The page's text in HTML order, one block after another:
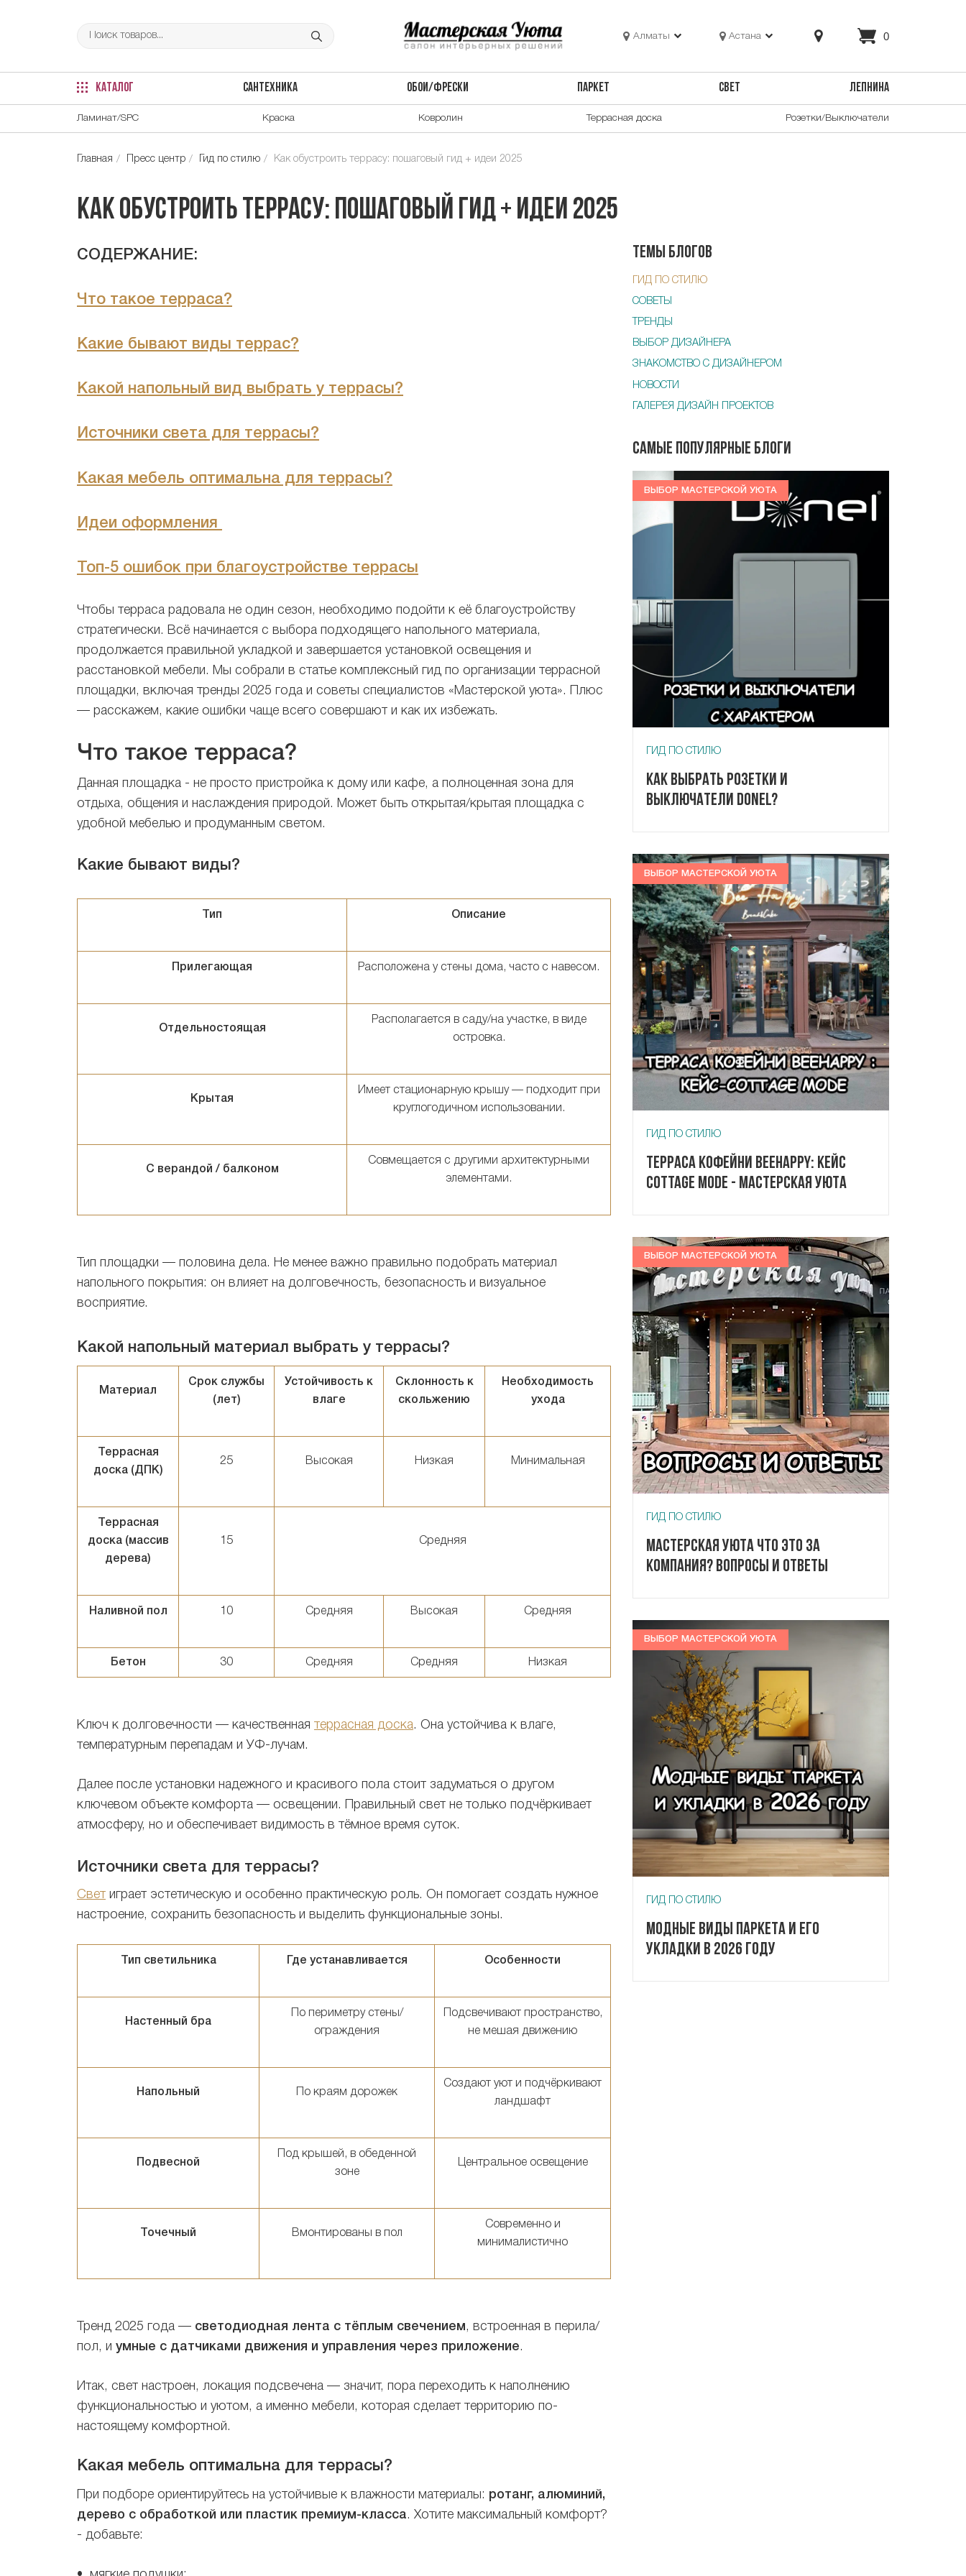
Алматы Астана 0
КАТАЛОГ САНТЕХНИКА ОБОИ/ФРЕСКИ ПАРКЕТ СВЕТ ЛЕПНИНА
Ламинат/SPC Краска Ковролин Террасная доска Розетки/Выключатели
Главная Пресс центр Гид по стилю Как обустроить террасу: пошаговый гид + идеи 2025
Как обустроить террасу: пошаговый гид + идеи 2025
СОДЕРЖАНИЕ:
Что такое терраса?
Какие бывают виды террас?
Какой напольный вид выбрать у террасы?
Источники света для террасы?
Какая мебель оптимальна для террасы?
Идеи оформления
Топ-5 ошибок при благоустройстве террасы
Чтобы терраса радовала не один сезон, необходимо подойти к её благоустройству
стратегически. Всё начинается с выбора подходящего напольного материала,
продолжается правильной укладкой и завершается установкой освещения и
расстановкой мебели. Мы собрали в статье комплексный гид по организации террасной
площадки, включая тренды 2025 года и советы специалистов «Мастерской уюта». Плюс
— расскажем, какие ошибки чаще всего совершают и как их избежать.
Что такое терраса?
Данная площадка - не просто пристройка к дому или кафе, а полноценная зона для
отдыха, общения и наслаждения природой. Может быть открытая/крытая площадка с
удобной мебелью и продуманным светом.
Какие бывают виды?
Тип Описание
Прилегающая Расположена у стены дома, часто с навесом.
Отдельностоящая
Располагается в саду/на участке, в виде
островка.
Крытая
Имеет стационарную крышу — подходит при
круглогодичном использовании.
С верандой / балконом
Совмещается с другими архитектурными
элементами.
Тип площадки — половина дела. Не менее важно правильно подобрать материал
напольного покрытия: он влияет на долговечность, безопасность и визуальное
восприятие.
Какой напольный материал выбрать у террасы?
Материал
Срок службы
(лет)
Устойчивость к
влаге
Склонность к
скольжению
Необходимость
ухода
Террасная
доска (ДПК)
25 Высокая Низкая Минимальная
Террасная
доска (массив
дерева)
15 Средняя
Наливной пол 10 Средняя Высокая Средняя
Бетон 30 Средняя Средняя Низкая
Ключ к долговечности — качественная террасная доска. Она устойчива к влаге,
температурным перепадам и УФ-лучам.
Далее после установки надежного и красивого пола стоит задуматься о другом
ключевом объекте комфорта — освещении. Правильный свет не только подчёркивает
атмосферу, но и обеспечивает видимость в тёмное время суток.
Источники света для террасы?
Свет играет эстетическую и особенно практическую роль. Он помогает создать нужное
настроение, сохранить безопасность и выделить функциональные зоны.
Тип светильника Где устанавливается Особенности
Настенный бра
По периметру стены/
ограждения
Подсвечивают пространство,
не мешая движению
Напольный По краям дорожек
Создают уют и подчёркивают
ландшафт
Подвесной
Под крышей, в обеденной
зоне
Центральное освещение
Точечный Вмонтированы в пол
Современно и
минималистично
Тренд 2025 года — светодиодная лента с тёплым свечением, встроенная в перила/
пол, и умные с датчиками движения и управления через приложение.
Итак, свет настроен, локация подсвечена — значит, пора переходить к наполнению
функциональностью и уютом, а именно мебели, которая сделает территорию по-
настоящему комфортной.
Какая мебель оптимальна для террасы?
При подборе ориентируйтесь на устойчивые к влажности материалы: ротанг, алюминий,
дерево с обработкой или пластик премиум-класса. Хотите максимальный комфорт?
- добавьте:
Темы блогов
ГИД ПО СТИЛЮ
СОВЕТЫ
ТРЕНДЫ
ВЫБОР ДИЗАЙНЕРА
ЗНАКОМСТВО С ДИЗАЙНЕРОМ
НОВОСТИ
ГАЛЕРЕЯ ДИЗАЙН ПРОЕКТОВ
Самые популярные блоги
ВЫБОР МАСТЕРСКОЙ УЮТА
ГИД ПО СТИЛЮ
Как выбрать розетки и
выключатели Donel?
ВЫБОР МАСТЕРСКОЙ УЮТА
ГИД ПО СТИЛЮ
Терраса кофейни Beehappy: кейс
Cottage Mode - Мастерская Уюта
ВЫБОР МАСТЕРСКОЙ УЮТА
ГИД ПО СТИЛЮ
Мастерская Уюта что это за
компания? Вопросы и ответы
ВЫБОР МАСТЕРСКОЙ УЮТА
ГИД ПО СТИЛЮ
Модные виды паркета и его
укладки в 2026 году